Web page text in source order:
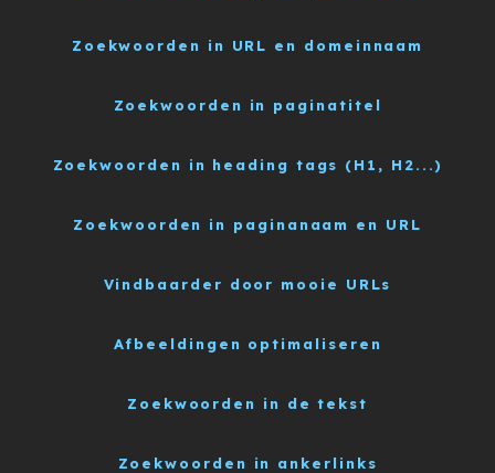
Zoekwoorden in URL en domeinnaam
Zoekwoorden in paginatitel
Zoekwoorden in heading tags (H1, H2...)
Zoekwoorden in paginanaam en URL
Vindbaarder door mooie URLs
Afbeeldingen optimaliseren
Zoekwoorden in de tekst
Zoekwoorden in ankerlinks